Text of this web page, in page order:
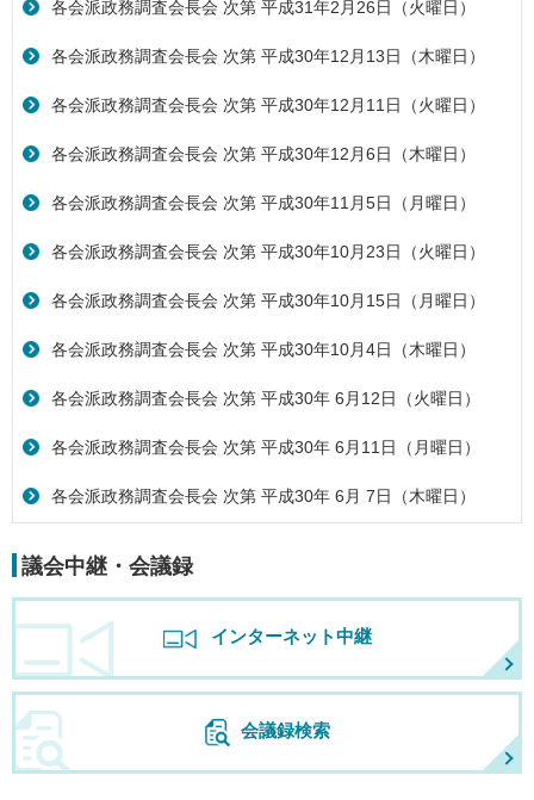
各会派政務調査会長会 次第 平成31年2月26日（火曜日）
各会派政務調査会長会 次第 平成30年12月13日（木曜日）
各会派政務調査会長会 次第 平成30年12月11日（火曜日）
各会派政務調査会長会 次第 平成30年12月6日（木曜日）
各会派政務調査会長会 次第 平成30年11月5日（月曜日）
各会派政務調査会長会 次第 平成30年10月23日（火曜日）
各会派政務調査会長会 次第 平成30年10月15日（月曜日）
各会派政務調査会長会 次第 平成30年10月4日（木曜日）
各会派政務調査会長会 次第 平成30年 6月12日（火曜日）
各会派政務調査会長会 次第 平成30年 6月11日（月曜日）
各会派政務調査会長会 次第 平成30年 6月 7日（木曜日）
議会中継・会議録
インターネット中継
会議録検索